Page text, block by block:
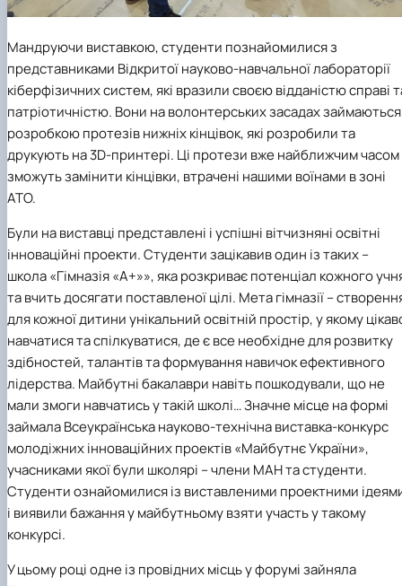
Мандруючи виставкою, студенти познайомилися з
представниками Відкритої науково-навчальної лабораторії
кіберфізичних систем, які вразили своєю відданістю справі
патріотичністю. Вони на волонтерських засадах займаються
розробкою протезів нижніх кінцівок, які розробили та
друкують на 3D-принтері. Ці протези вже найближчим часом
зможуть замінити кінцівки, втрачені нашими воїнами в зоні
АТО.
Були на виставці представлені і успішні вітчизняні освітні
інноваційні проекти. Студенти зацікавив один із таких –
школа «Гімназія «А+»», яка розкриває потенціал кожного
та вчить досягати поставленої цілі. Мета гімназії –
для кожної дитини унікальний освітній простір, у якому
навчатися та спілкуватися, де є все необхідне для розвитку
здібностей, талантів та формування навичок ефективного
лідерства. Майбутні бакалаври навіть пошкодували, що не
мали змоги навчатись у такій школі… Значне місце на формі
займала Всеукраїнська науково-технічна виставка-конкурс
молодіжних інноваційних проектів «Майбутнє України»,
учасниками якої були школярі – члени МАН та студенти.
Студенти ознайомилися із виставленими проектними
і виявили бажання у майбутньому взяти участь у такому
конкурсі.
У цьому році одне із провідних місць у форумі зайняла